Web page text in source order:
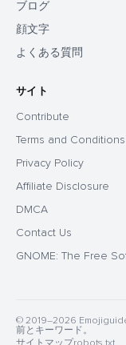
ブログ
顔文字
よくある質問
サイト
Contribute
Terms and Conditions
Privacy Policy
Affiliate Disclosure
DMCA
Contact Us
GNOME: The Free
© 2019–2026
前とキーワード。